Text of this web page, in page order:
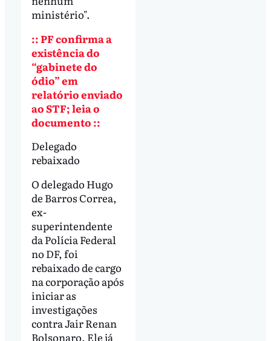
ministério".
:: PF confirma a
existência do
“gabinete do
ódio” em
relatório enviado
ao STF; leia o
documento ::
Delegado
rebaixado
O delegado Hugo
de Barros Correa,
ex-
superintendente
da Polícia Federal
no DF, foi
rebaixado de cargo
na corporação após
iniciar as
investigações
contra Jair Renan
Bolsonaro. Ele já